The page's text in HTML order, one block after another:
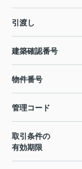
引渡し
建築確認番号
物件番号
管理コード
取引条件の
有効期限